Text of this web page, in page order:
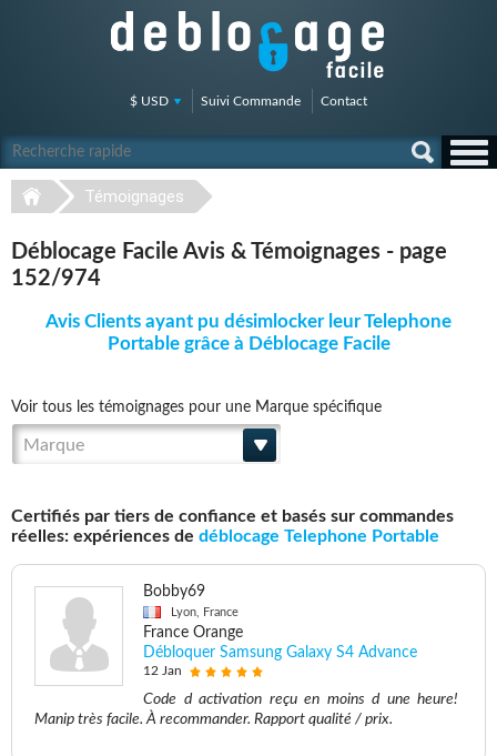
$ USD Suivi Commande Contact
Témoignages
Déblocage Facile Avis & Témoignages - page
152/974
Avis Clients ayant pu désimlocker leur Telephone
Portable grâce à Déblocage Facile
Voir tous les témoignages pour une Marque spécifique
Marque
Certifiés par tiers de confiance et basés sur commandes
réelles: expériences de déblocage Telephone Portable
Bobby69
Lyon, France
France Orange
Débloquer Samsung Galaxy S4 Advance
12 Jan
Code d activation reçu en moins d une heure!
Manip très facile. À recommander. Rapport qualité / prix.